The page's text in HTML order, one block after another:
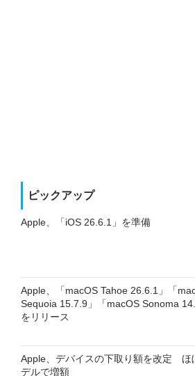
ピックアップ
Apple、「iOS 26.6.1」を準備
Apple、「macOS Tahoe 26.6.1」「
Sequoia 15.7.9」「macOS Sonoma
をリリース
Apple、デバイスの下取り額を改定 ほ
デルで増額